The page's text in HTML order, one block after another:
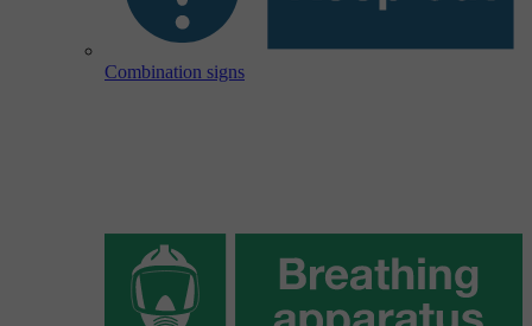
Combination signs